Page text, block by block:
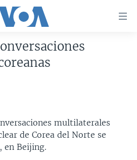
RUSIA
LATINA
multilaterales
de Corea del Norte se
en Beijing.